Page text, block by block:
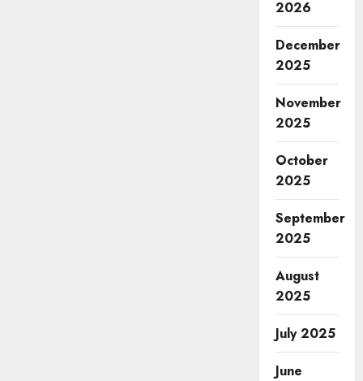
2026
December
2025
November
2025
October
2025
September
2025
August
2025
July 2025
June